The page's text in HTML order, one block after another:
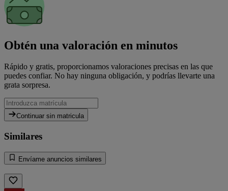
Obtén una valoración en minutos
Rápido y gratis, proporcionamos valoraciones precisas en las que
puedes confiar. No hay ninguna obligación, y podrías llevarte una
grata sorpresa.
Continuar sin matricula
Similares
Envíame anuncios similares